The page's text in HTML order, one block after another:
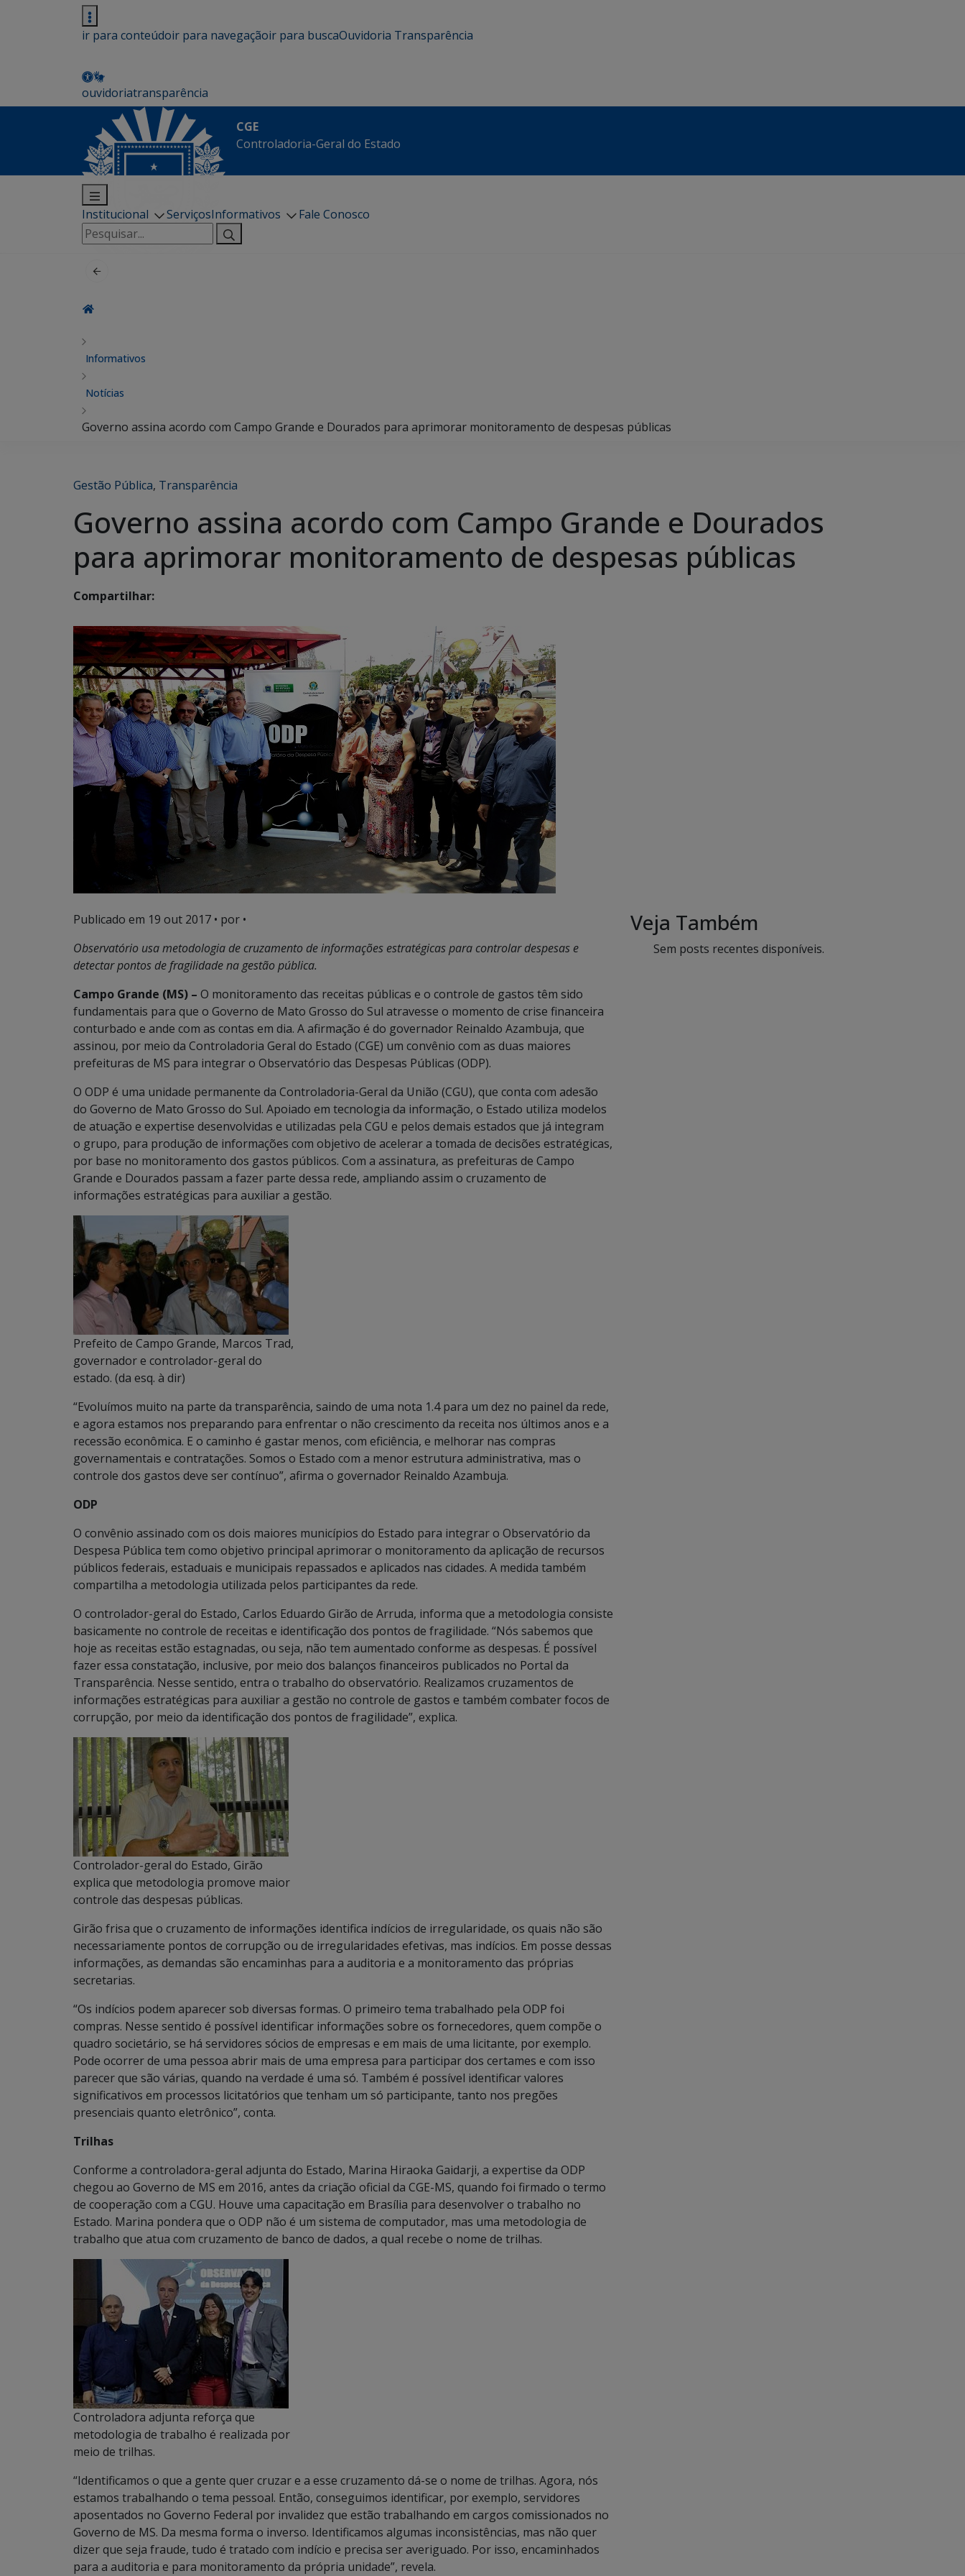
ir para conteúdoir para navegaçãoir para buscaOuvidoria Transparência
ouvidoriatransparência
CGE
Controladoria-Geral do Estado
Institucional ServiçosInformativos
Fale Conosco
Pesquisar
por:
Informativos
Notícias
Governo assina acordo com Campo Grande e Dourados para aprimorar monitoramento de despesas públicas
Gestão Pública, Transparência
Governo assina acordo com Campo Grande e Dourados
para aprimorar monitoramento de despesas públicas
Compartilhar:
Publicado em 19 out 2017 • por •
Observatório usa metodologia de cruzamento de informações estratégicas para controlar despesas e
detectar pontos de fragilidade na gestão pública.
Campo Grande (MS) – O monitoramento das receitas públicas e o controle de gastos têm sido
fundamentais para que o Governo de Mato Grosso do Sul atravesse o momento de crise financeira
conturbado e ande com as contas em dia. A afirmação é do governador Reinaldo Azambuja, que
assinou, por meio da Controladoria Geral do Estado (CGE) um convênio com as duas maiores
prefeituras de MS para integrar o Observatório das Despesas Públicas (ODP).
O ODP é uma unidade permanente da Controladoria-Geral da União (CGU), que conta com adesão
do Governo de Mato Grosso do Sul. Apoiado em tecnologia da informação, o Estado utiliza modelos
de atuação e expertise desenvolvidas e utilizadas pela CGU e pelos demais estados que já integram
o grupo, para produção de informações com objetivo de acelerar a tomada de decisões estratégicas,
por base no monitoramento dos gastos públicos. Com a assinatura, as prefeituras de Campo
Grande e Dourados passam a fazer parte dessa rede, ampliando assim o cruzamento de
informações estratégicas para auxiliar a gestão.
Prefeito de Campo Grande, Marcos Trad,
governador e controlador-geral do
estado. (da esq. à dir)
“Evoluímos muito na parte da transparência, saindo de uma nota 1.4 para um dez no painel da rede,
e agora estamos nos preparando para enfrentar o não crescimento da receita nos últimos anos e a
recessão econômica. E o caminho é gastar menos, com eficiência, e melhorar nas compras
governamentais e contratações. Somos o Estado com a menor estrutura administrativa, mas o
controle dos gastos deve ser contínuo”, afirma o governador Reinaldo Azambuja.
ODP
O convênio assinado com os dois maiores municípios do Estado para integrar o Observatório da
Despesa Pública tem como objetivo principal aprimorar o monitoramento da aplicação de recursos
públicos federais, estaduais e municipais repassados e aplicados nas cidades. A medida também
compartilha a metodologia utilizada pelos participantes da rede.
O controlador-geral do Estado, Carlos Eduardo Girão de Arruda, informa que a metodologia consiste
basicamente no controle de receitas e identificação dos pontos de fragilidade. “Nós sabemos que
hoje as receitas estão estagnadas, ou seja, não tem aumentado conforme as despesas. É possível
fazer essa constatação, inclusive, por meio dos balanços financeiros publicados no Portal da
Transparência. Nesse sentido, entra o trabalho do observatório. Realizamos cruzamentos de
informações estratégicas para auxiliar a gestão no controle de gastos e também combater focos de
corrupção, por meio da identificação dos pontos de fragilidade”, explica.
Controlador-geral do Estado, Girão
explica que metodologia promove maior
controle das despesas públicas.
Girão frisa que o cruzamento de informações identifica indícios de irregularidade, os quais não são
necessariamente pontos de corrupção ou de irregularidades efetivas, mas indícios. Em posse dessas
informações, as demandas são encaminhas para a auditoria e a monitoramento das próprias
secretarias.
“Os indícios podem aparecer sob diversas formas. O primeiro tema trabalhado pela ODP foi
compras. Nesse sentido é possível identificar informações sobre os fornecedores, quem compõe o
quadro societário, se há servidores sócios de empresas e em mais de uma licitante, por exemplo.
Pode ocorrer de uma pessoa abrir mais de uma empresa para participar dos certames e com isso
parecer que são várias, quando na verdade é uma só. Também é possível identificar valores
significativos em processos licitatórios que tenham um só participante, tanto nos pregões
presenciais quanto eletrônico”, conta.
Trilhas
Conforme a controladora-geral adjunta do Estado, Marina Hiraoka Gaidarji, a expertise da ODP
chegou ao Governo de MS em 2016, antes da criação oficial da CGE-MS, quando foi firmado o termo
de cooperação com a CGU. Houve uma capacitação em Brasília para desenvolver o trabalho no
Estado. Marina pondera que o ODP não é um sistema de computador, mas uma metodologia de
trabalho que atua com cruzamento de banco de dados, a qual recebe o nome de trilhas.
Controladora adjunta reforça que
metodologia de trabalho é realizada por
meio de trilhas.
“Identificamos o que a gente quer cruzar e a esse cruzamento dá-se o nome de trilhas. Agora, nós
estamos trabalhando o tema pessoal. Então, conseguimos identificar, por exemplo, servidores
aposentados no Governo Federal por invalidez que estão trabalhando em cargos comissionados no
Governo de MS. Da mesma forma o inverso. Identificamos algumas inconsistências, mas não quer
dizer que seja fraude, tudo é tratado com indício e precisa ser averiguado. Por isso, encaminhados
para a auditoria e para monitoramento da própria unidade”, revela.
Veja Também
Sem posts recentes disponíveis.